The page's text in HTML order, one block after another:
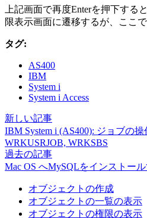
上記画面で再度Enterを押下する
限表示画面に遷移するが、ここで
タグ:
AS400
IBM
System i
System i Access
新しい記事
IBM System i (AS400): ジョブの
WRKUSRJOB, WRKSBS
過去の記事
Mac OS へMySQLをインストー
オブジェクトの作成
オブジェクトの一覧の表示
オブジェクトの権限の表示